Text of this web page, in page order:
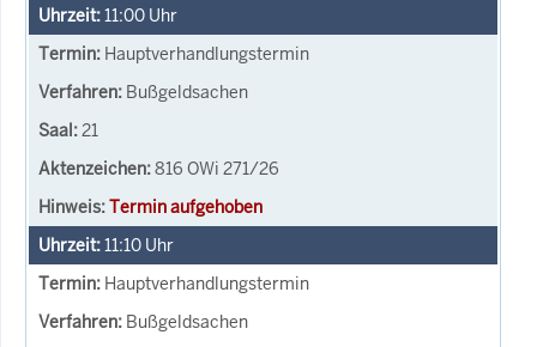
11:00 Uhr
Hauptverhandlungstermin
Bußgeldsachen
21
816 OWi 271/26
Termin aufgehoben
11:10 Uhr
Hauptverhandlungstermin
Bußgeldsachen